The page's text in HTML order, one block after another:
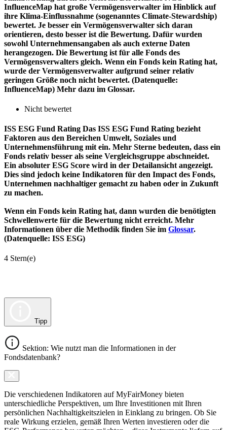
InfluenceMap hat große Vermögensverwalter im Hinblick auf
ihre Klima-Einflussnahme (sogenanntes Climate-Stewardship)
bewertet. Je besser ein Vermögensverwalter sich daran
orientieren, desto besser ist die Bewertung. Dafür wurden
sowohl Unternehmensangaben als auch externe Daten
herangezogen. Die Bewertung ist für alle Fonds des
Vermögensverwalters gleich. Wenn ein Fonds kein Rating hat,
wurde der Vermögensverwalter aufgrund seiner relativ
geringen Größe noch nicht bewertet. (Datenquelle:
InfluenceMap) Mehr dazu im Glossar.
Nicht bewertet
ISS ESG Fund Rating Das ISS ESG Fund Rating bezieht
Faktoren aus den Bereichen Umwelt, Soziales und
Unternehmensführung mit ein. Mehr Sterne bedeuten, dass ein
Fonds relativ besser als seine Vergleichsgruppe abschneidet.
Ein absoluter ESG Score wird in der Detailansicht angezeigt.
Dies sind jedoch keine Indikatoren für den Impact des Fonds,
Unternehmen nachhaltiger gemacht zu haben oder in Zukunft
zu machen.
Wenn ein Fonds kein Rating hat, dann wurden die benötigten
Schwellenwerte für die Bewertung nicht erreicht. Mehr
Informationen über die Methodik finden Sie im Glossar.
(Datenquelle: ISS ESG)
4 Stern(e)
Tipp
Sektion: Wie nutzt man die Informationen in der
Fondsdatenbank?
Die verschiedenen Indikatoren auf MyFairMoney bieten
unterschiedliche Perspektiven, um Ihre Investitionen mit Ihren
persönlichen Nachhaltigkeitszielen in Einklang zu bringen. Ob Sie
reale Wirkung erzielen, gemäß Ihren Werten investieren oder die